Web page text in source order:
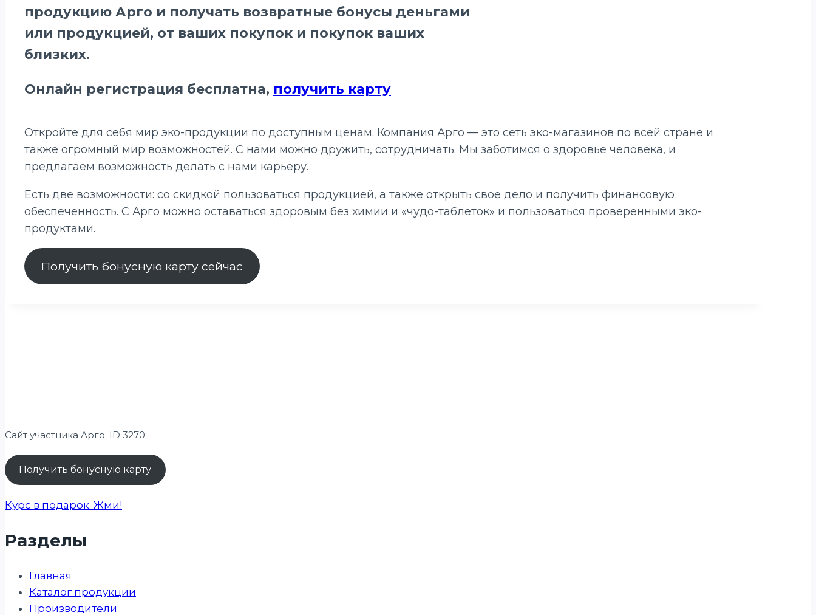
продукцию Арго и получать возвратные бонусы деньгами
или продукцией, от ваших покупок и покупок ваших
близких.
Онлайн регистрация бесплатна, получить карту
Откройте для себя мир эко-продукции по доступным ценам. Компания Арго — это сеть эко-магазинов по всей стране и
также огромный мир возможностей. С нами можно дружить, сотрудничать. Мы заботимся о здоровье человека, и
предлагаем возможность делать с нами карьеру.
Есть две возможности: со скидкой пользоваться продукцией, а также открыть свое дело и получить финансовую
обеспеченность. С Арго можно оставаться здоровым без химии и «чудо-таблеток» и пользоваться проверенными эко-
продуктами.
Получить бонусную карту сейчас
Сайт участника Арго: ID 3270
Получить бонусную карту
Курс в подарок. Жми!
Разделы
Главная
Каталог продукции
Производители